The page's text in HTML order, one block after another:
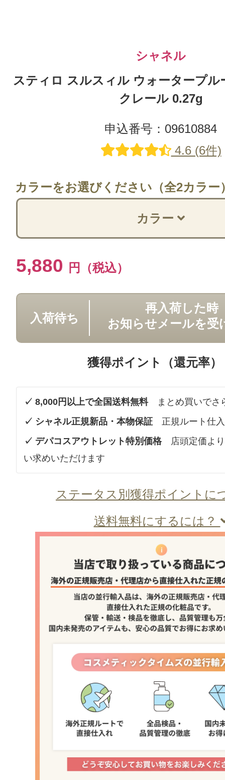
シャネル
スティロ スルスィル ウォータープル
クレール 0.27g
申込番号：09610884
4.6 (6件)
カラーをお選びください（全2カラー
カラー
5,880 円（税込）
入荷待ち
再入荷した時
お知らせメールを受
獲得ポイント（還元率）
✓ 8,000円以上で全国送料無料まとめ買いでさ
✓ シャネル正規新品・本物保証 正規ルート仕
✓ デパコスアウトレット特別価格店頭定価より
い求めいただけます
ステータス別獲得ポイントに
送料無料にするには？